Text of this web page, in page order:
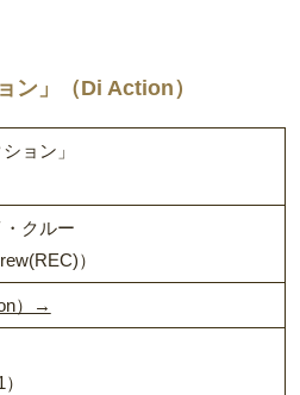
ン」（Di Action）
ョン」
クルー
）
）→